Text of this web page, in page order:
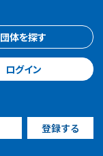
団体を探す
ログイン